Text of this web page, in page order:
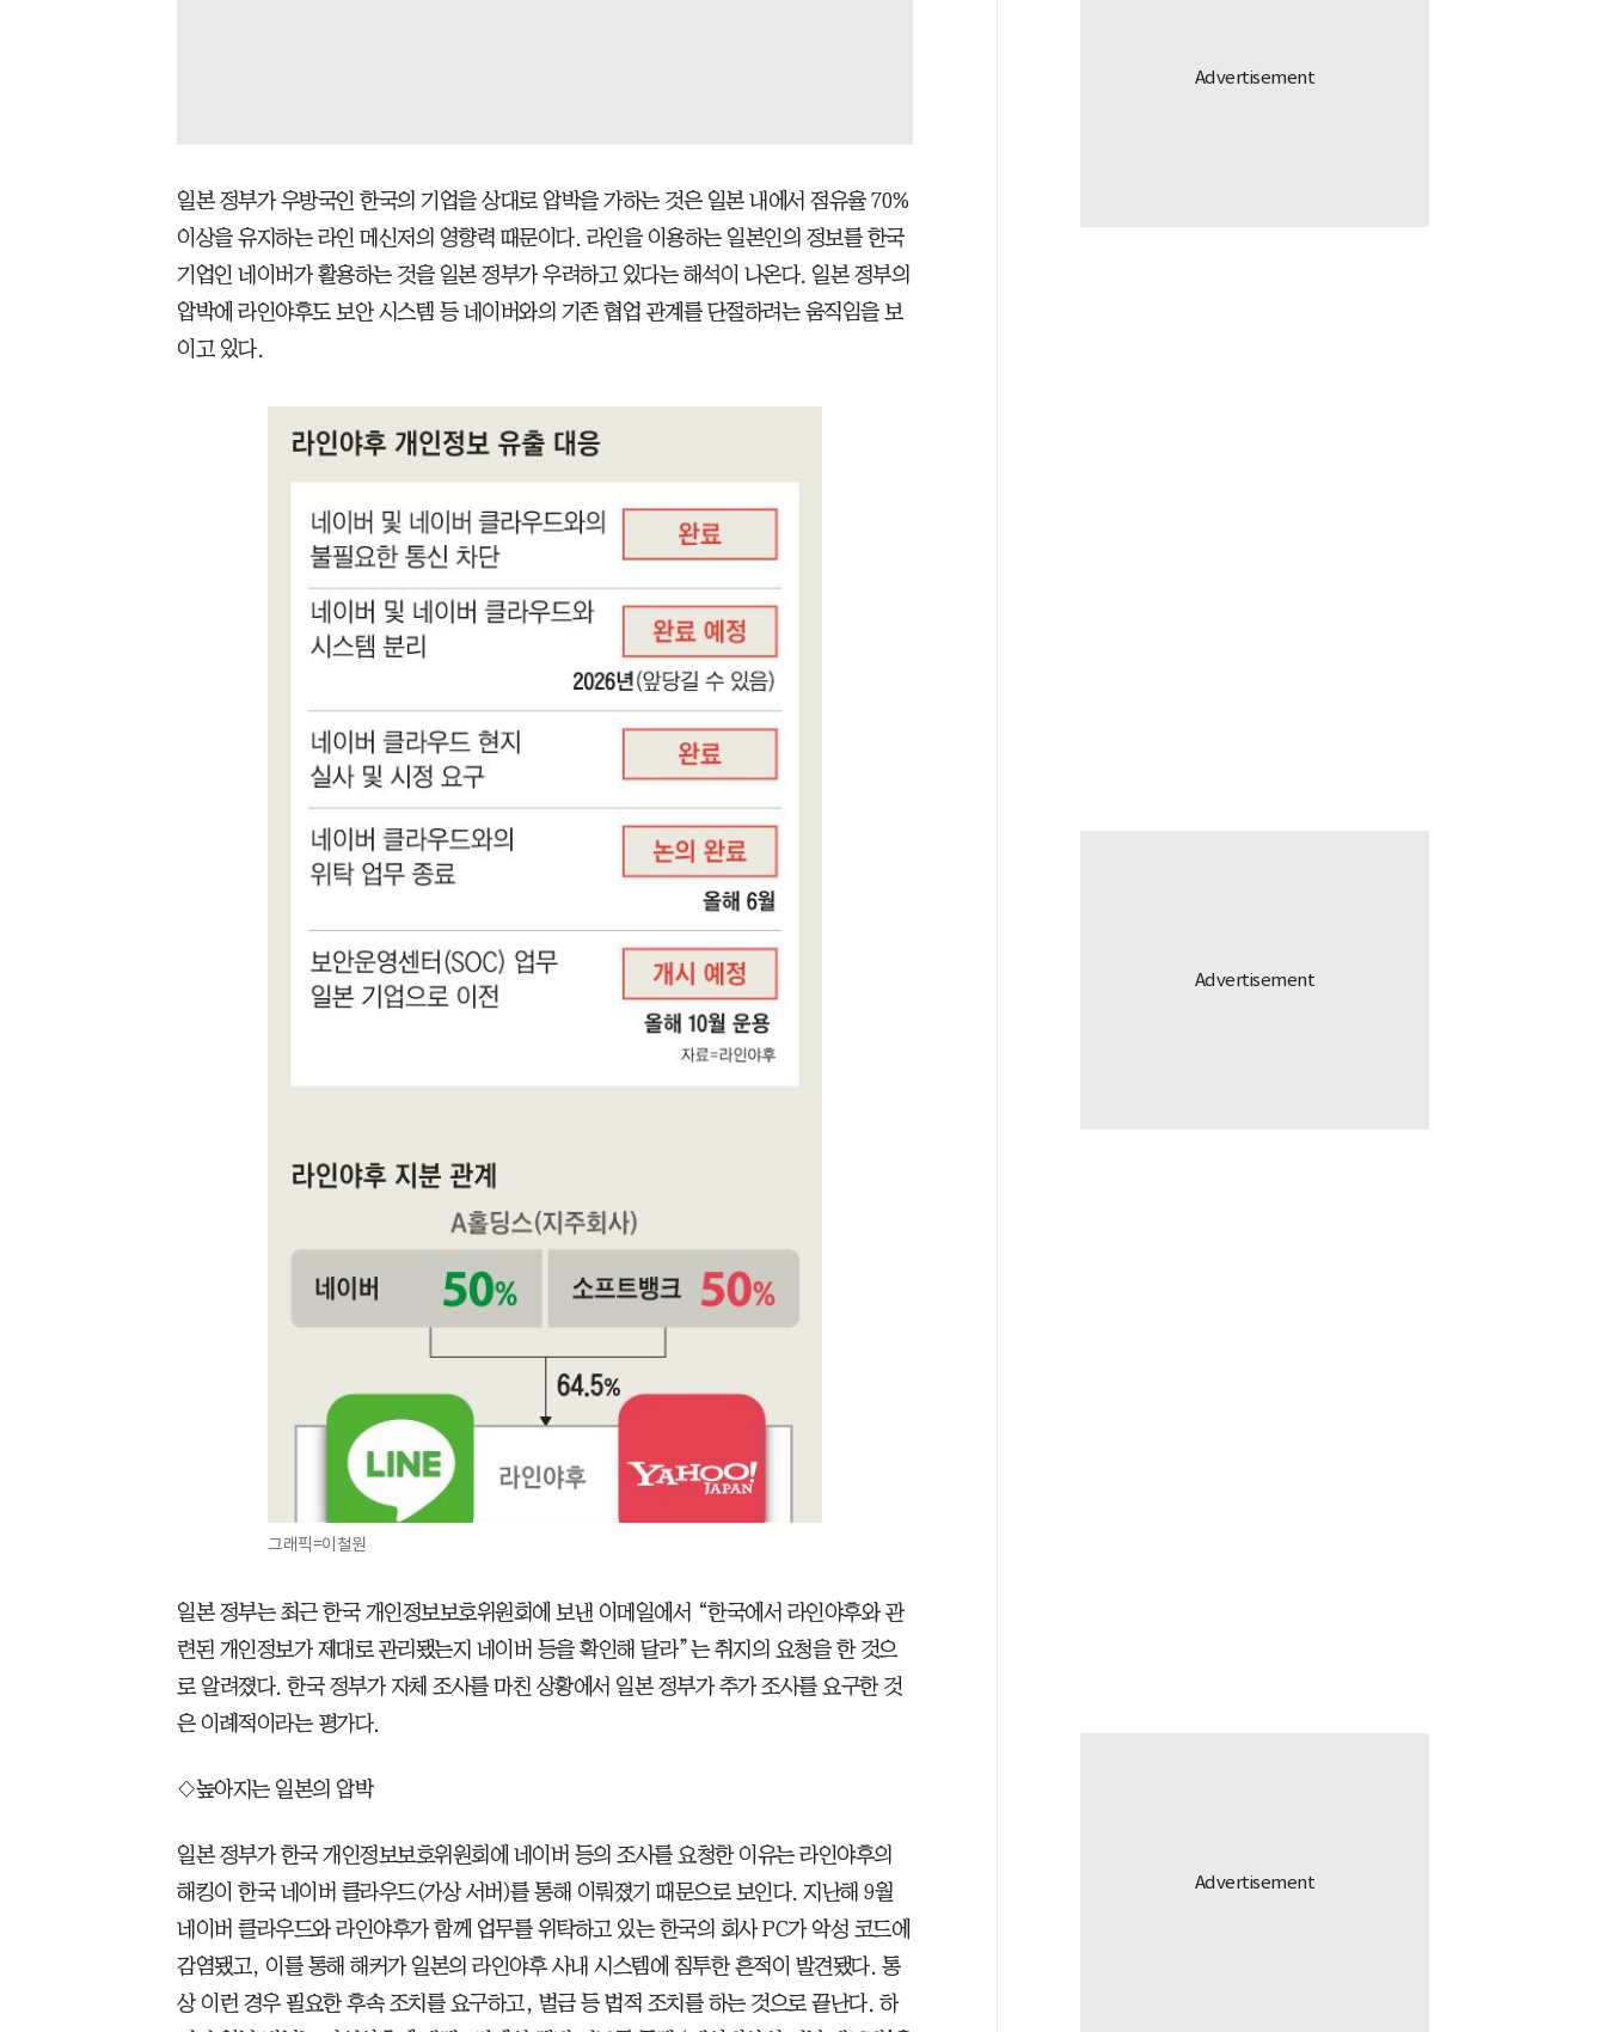
일본 정부가 우방국인 한국의 기업을 상대로 압박을 가하는 것은 일본 내에서 점유율 70%
이상을 유지하는 라인 메신저의 영향력 때문이다. 라인을 이용하는 일본인의 정보를 한국
기업인 네이버가 활용하는 것을 일본 정부가 우려하고 있다는 해석이 나온다. 일본 정부의
압박에 라인야후도 보안 시스템 등 네이버와의 기존 협업 관계를 단절하려는 움직임을 보
이고 있다.
그래픽=이철원
일본 정부는 최근 한국 개인정보보호위원회에 보낸 이메일에서 “한국에서 라인야후와 관
련된 개인정보가 제대로 관리됐는지 네이버 등을 확인해 달라”는 취지의 요청을 한 것으
로 알려졌다. 한국 정부가 자체 조사를 마친 상황에서 일본 정부가 추가 조사를 요구한 것
은 이례적이라는 평가다.
◇높아지는 일본의 압박
일본 정부가 한국 개인정보보호위원회에 네이버 등의 조사를 요청한 이유는 라인야후의
해킹이 한국 네이버 클라우드(가상 서버)를 통해 이뤄졌기 때문으로 보인다. 지난해 9월
네이버 클라우드와 라인야후가 함께 업무를 위탁하고 있는 한국의 회사 PC가 악성 코드에
감염됐고, 이를 통해 해커가 일본의 라인야후 사내 시스템에 침투한 흔적이 발견됐다. 통
상 이런 경우 필요한 후속 조치를 요구하고, 벌금 등 법적 조치를 하는 것으로 끝난다. 하